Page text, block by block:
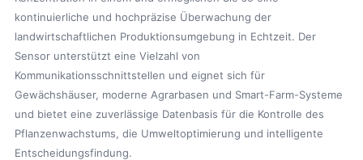
kontinuierliche und hochpräzise Überwachung der
landwirtschaftlichen Produktionsumgebung in Echtzeit. Der
Sensor unterstützt eine Vielzahl von
Kommunikationsschnittstellen und eignet sich für
Gewächshäuser, moderne Agrarbasen und Smart-Farm-Systeme
und bietet eine zuverlässige Datenbasis für die Kontrolle des
Pflanzenwachstums, die Umweltoptimierung und intelligente
Entscheidungsfindung.